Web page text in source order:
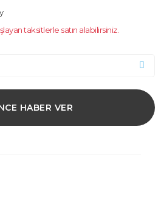
taksitlerle satın alabilirsiniz.
HABER VER